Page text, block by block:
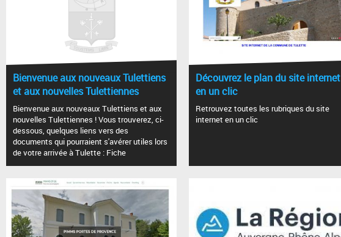
Bienvenue aux nouveaux Tulettiens
et aux nouvelles Tulettiennes
Bienvenue aux nouveaux Tulettiens et aux
nouvelles Tulettiennes ! Vous trouverez, ci-
dessous, quelques liens vers des
documents qui pourraient s'avérer utiles lors
de votre arrivée à Tulette : Fiche
Découvrez le plan du site internet
en un clic
Retrouvez toutes les rubriques du site
internet en un clic